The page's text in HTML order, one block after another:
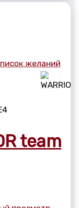
желаний
team